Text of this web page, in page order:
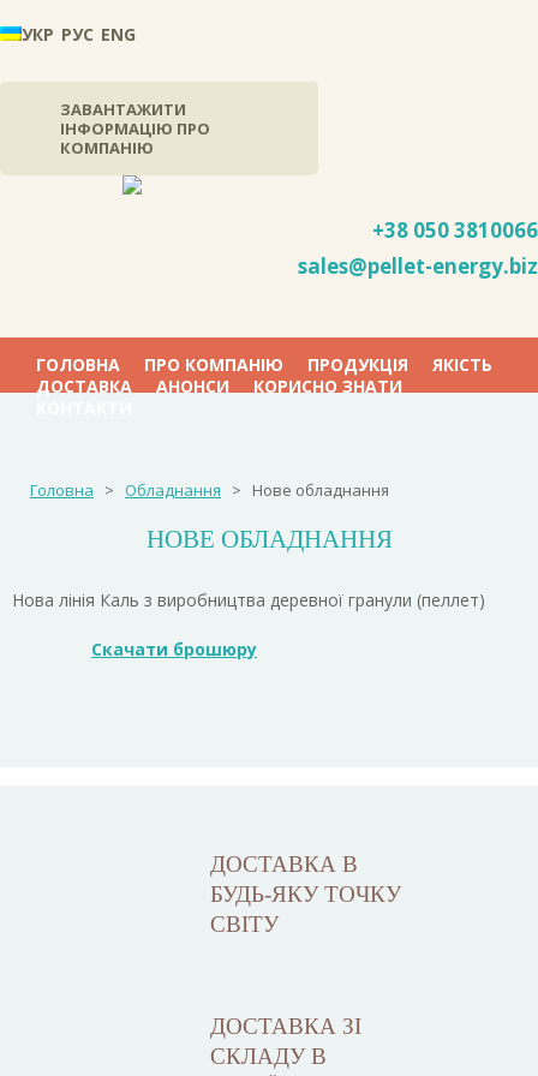
УКР РУС ENG
ЗАВАНТАЖИТИ
ІНФОРМАЦІЮ ПРО
КОМПАНІЮ
+38 0503810066
sales@pellet-energy.biz
ГОЛОВНА ПРО КОМПАНІЮ ПРОДУКЦІЯ
ЯКІСТЬ
ДОСТАВКА
АНОНСИ
КОРИСНО ЗНАТИ
Головна > Обладнання > Нове обладнання
НОВЕ ОБЛАДНАННЯ
Нова лінія Каль з виробництва деревної гранули (пеллет)
Скачати брошюру
ДОСТАВКА В
БУДЬ-ЯКУ ТОЧКУ
СВІТУ
ДОСТАВКА ЗІ
СКЛАДУ В